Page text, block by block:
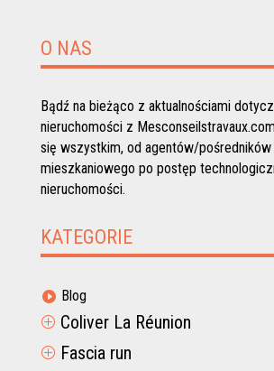
O NAS
Bądź na bieżąco z aktualnościami
nieruchomości z
się wszystkim, od agentów/pośredników
mieszkaniowego po postęp
nieruchomości.
KATEGORIE
 Blog
P Coliver La Réunion
P Fascia run